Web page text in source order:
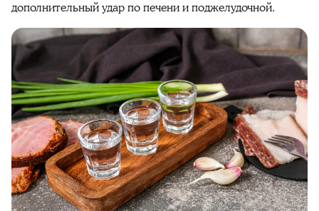
дополнительный удар по печени и поджелудочной.